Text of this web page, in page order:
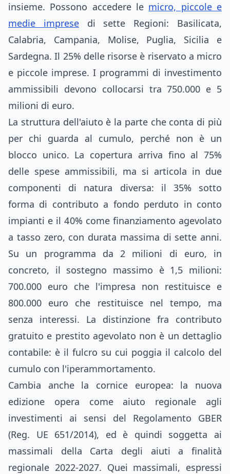
insieme. Possono accedere le micro, piccole e
medie impresedi sette Regioni: Basilicata,
Calabria, Campania, Molise, Puglia, Sicilia e
Sardegna. Il 25% delle risorse è riservato a micro
e piccole imprese. I programmi di investimento
ammissibili devono collocarsi tra 750.000 e 5
milioni di euro.
La struttura dell'aiuto è la parte che conta di più
per chi guarda al cumulo, perché non è un
blocco unico. La copertura arriva fino al 75%
delle spese ammissibili, ma si articola in due
componenti di natura diversa: il 35% sotto
forma di contributo a fondo perduto in conto
impianti e il 40% come finanziamento agevolato
a tasso zero, con durata massima di sette anni.
Su un programma da 2 milioni di euro, in
concreto, il sostegno massimo è 1,5 milioni:
700.000 euro che l'impresa non restituisce e
800.000 euro che restituisce nel tempo, ma
senza interessi. La distinzione fra contributo
gratuito e prestito agevolato non è un dettaglio
contabile: è il fulcro su cui poggia il calcolo del
cumulo con l'iperammortamento.
Cambia anche la cornice europea: la nuova
edizione opera come aiuto regionale agli
investimenti ai sensi del Regolamento GBER
(Reg. UE 651/2014), ed è quindi soggetta ai
massimali della Carta degli aiuti a finalità
regionale 2022-2027. Quei massimali, espressi